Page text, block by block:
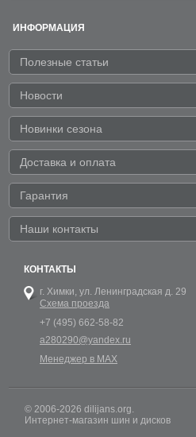
ИНФОРМАЦИЯ
Полезные статьи
Новости
Новинки сезона
Доставка и оплата
Гарантия
Наши контакты
КОНТАКТЫ
г. Химки, ул. Ленинградская д. 29
Схема проезда
+7 (495) 662-58-82
a280290@yandex.ru
Менеджер в MAX
© 2006-2026 dilijans.org.
Интернет-магазин шин и дисков